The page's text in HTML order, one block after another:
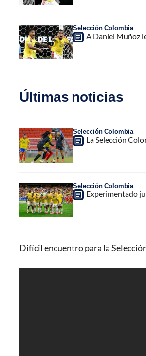
Selección Colombia
A Daniel Muñoz
Últimas noticias
Selección Colombia
La Selección
Selección Colombia
Experimentado
Difícil encuentro para la